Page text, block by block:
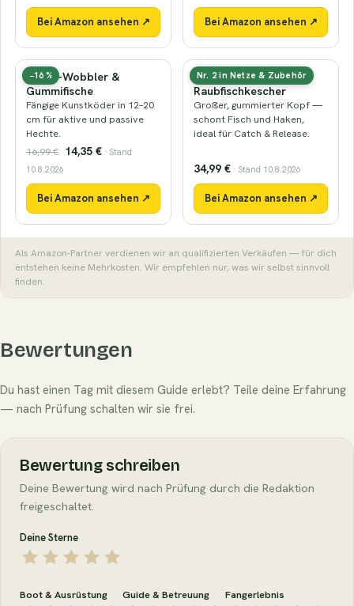
Bei Amazon ansehen ↗ Bei Amazon ansehen ↗
−16 %
Hecht-Wobbler &
Gummifische
Fängige Kunstköder in 12–20
cm für aktive und passive
Hechte.
16,99 € 14,35 € · Stand
10.8.2026
Bei Amazon ansehen ↗
Nr. 2 in Netze & Zubehör
Gummierter
Raubfischkescher
Großer, gummierter Kopf —
schont Fisch und Haken,
ideal für Catch & Release.
34,99 € · Stand 10.8.2026
Bei Amazon ansehen ↗
Als Amazon-Partner verdienen wir an qualifizierten Verkäufen — für dich
entstehen keine Mehrkosten. Wir empfehlen nur, was wir selbst sinnvoll
finden.
Bewertungen
Du hast einen Tag mit diesem Guide erlebt? Teile deine Erfahrung
— nach Prüfung schalten wir sie frei.
Bewertung schreiben
Deine Bewertung wird nach Prüfung durch die Redaktion
freigeschaltet.
Deine Sterne
Boot & Ausrüstung Guide & Betreuung Fangerlebnis